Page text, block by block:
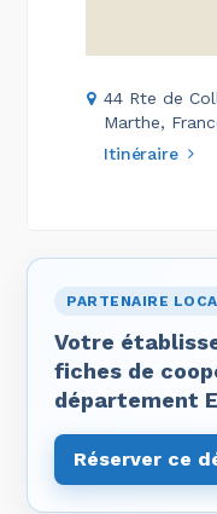
44 Rte de
Marthe,
Itinéraire
PARTENAIRE
Votre
fiches de
département
Réserver ce